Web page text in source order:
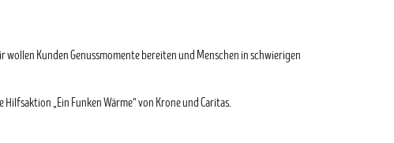
Kunden Genussmomente bereiten und Menschen in schwierigen
„Ein Funken Wärme“ von Krone und Caritas.